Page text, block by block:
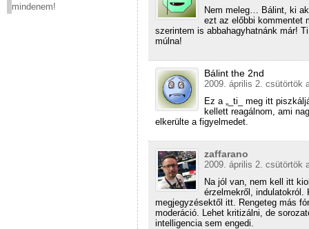
mindenem!
Nem meleg… Bálint, ki
ezt az előbbi kommentet
szerintem is abbahagyhatnánk már!
múlna!
Bálint the 2nd
2009. április 2. csütörtök
Ez a „_ti_ meg itt
kellett reagálnom, ami
elkerülte a figyelmedet.
zaffarano
2009. április 2. csütörtök
Na jól van, nem kell itt
érzelmekről, indulatokról.
megjegyzésektől itt. Rengeteg más
moderáció. Lehet kritizálni, de
intelligencia sem engedi.